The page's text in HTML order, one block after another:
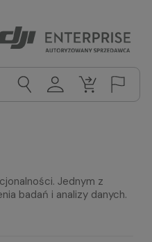
Jednym z
badań i analizy danych.